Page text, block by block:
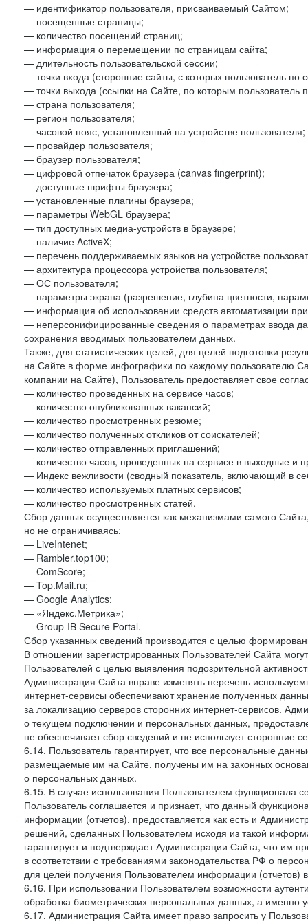
— идентификатор пользователя, присваиваемый Сайтом;
— посещенные страницы;
— количество посещений страниц;
— информация о перемещении по страницам сайта;
— длительность пользовательской сессии;
— точки входа (сторонние сайты, с которых пользователь по
— точки выхода (ссылки на Сайте, по которым пользователь
— страна пользователя;
— регион пользователя;
— часовой пояс, установленный на устройстве пользователя;
— провайдер пользователя;
— браузер пользователя;
— цифровой отпечаток браузера (canvas fingerprint);
— доступные шрифты браузера;
— установленные плагины браузера;
— параметры WebGL браузера;
— тип доступных медиа-устройств в браузере;
— наличие ActiveX;
— перечень поддерживаемых языков на устройстве
— архитектура процессора устройства пользователя;
— ОС пользователя;
— параметры экрана (разрешение, глубина цветности,
— информация об использовании средств автоматизации
— неперсонифицированные сведения о параметрах ввода
сохранения вводимых пользователем данных.
Также, для статистических целей, для целей подготовки
на Сайте в форме инфографики по каждому пользователю
компании на Сайте), Пользователь предоставляет свое
— количество проведенных на сервисе часов;
— количество опубликованных вакансий;
— количество просмотренных резюме;
— количество полученных откликов от соискателей;
— количество отправленных приглашений;
— количество часов, проведенных на сервисе в выходные и
— Индекс вежливости (сводный показатель, включающий в
— количество используемых платных сервисов;
— количество просмотренных статей.
Сбор данных осуществляется как механизмами самого
но не ограничиваясь:
— LiveIntenet;
— Rambler.top100;
— ComScore;
— Top.Mail.ru;
— Google Analytics;
— «Яндекс.Метрика»;
— Group-IB Secure Portal.
Сбор указанных сведений производится с целью
В отношении зарегистрированных Пользователей Сайта
Пользователей с целью выявления подозрительной
Администрация Сайта вправе изменять перечень
интернет-сервисы обеспечивают хранение полученных
за локализацию серверов сторонних интернет-сервисов.
о текущем подключении и персональных данных,
не обеспечивает сбор сведений и не использует
6.14. Пользователь гарантирует, что все персональные
размещаемые им на Сайте, получены им на законных
о персональных данных.
6.15. В случае использования Пользователем функционала
Пользователь соглашается и признает, что данный
информации (отчетов), предоставляется как есть и
решений, сделанных Пользователем исходя из такой
гарантирует и подтверждает Администрации Сайта, что им
в соответствии с требованиями законодательства РФ о
для целей получения Пользователем информации (отчетов)
6.16. При использовании Пользователем возможности
обработка биометрических персональных данных, а именно
6.17. Администрация Сайта имеет право запросить у